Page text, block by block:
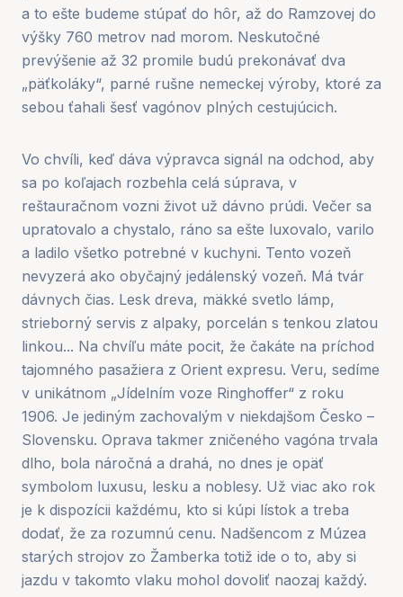
a to ešte budeme stúpať do hôr, až do Ramzovej do
výšky 760 metrov nad morom. Neskutočné
prevýšenie až 32 promile budú prekonávať dva
„päťkoláky“, parné rušne nemeckej výroby, ktoré za
sebou ťahali šesť vagónov plných cestujúcich.
Vo chvíli, keď dáva výpravca signál na odchod, aby
sa po koľajach rozbehla celá súprava, v
reštauračnom vozni život už dávno prúdi. Večer sa
upratovalo a chystalo, ráno sa ešte luxovalo, varilo
a ladilo všetko potrebné v kuchyni. Tento vozeň
nevyzerá ako obyčajný jedálenský vozeň. Má tvár
dávnych čias. Lesk dreva, mäkké svetlo lámp,
strieborný servis z alpaky, porcelán s tenkou zlatou
linkou... Na chvíľu máte pocit, že čakáte na príchod
tajomného pasažiera z Orient expresu. Veru, sedíme
v unikátnom „Jídelním voze Ringhoffer“ z roku
1906. Je jediným zachovalým v niekdajšom Česko –
Slovensku. Oprava takmer zničeného vagóna trvala
dlho, bola náročná a drahá, no dnes je opäť
symbolom luxusu, lesku a noblesy. Už viac ako rok
je k dispozícii každému, kto si kúpi lístok a treba
dodať, že za rozumnú cenu. Nadšencom z Múzea
starých strojov zo Žamberka totiž ide o to, aby si
jazdu v takomto vlaku mohol dovoliť naozaj každý.